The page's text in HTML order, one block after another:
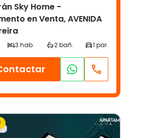
Sky Home -
en Venta, AVENIDA